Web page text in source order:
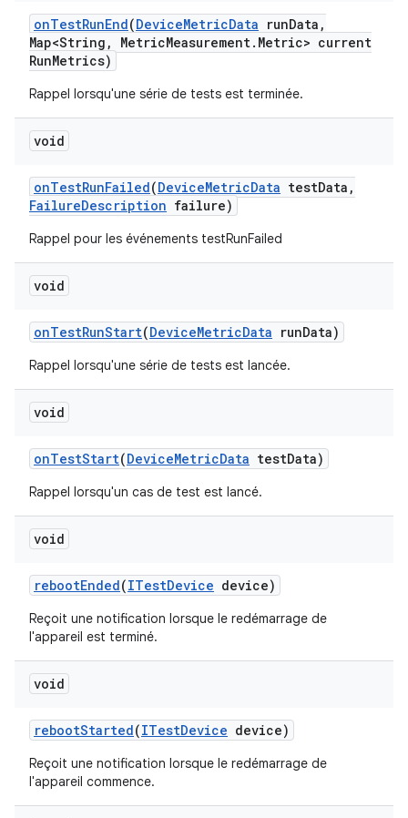
onTestRunEnd(DeviceMetricData runData ,
Map<String , MetricMeasurement. Metric> current
RunMetrics)
Rappel lorsqu'une série de tests est terminée.
void
onTestRunFailed(DeviceMetricData testData ,
FailureDescription failure)
Rappel pour les événements testRunFailed
void
onTestRunStart(DeviceMetricData runData)
Rappel lorsqu'une série de tests est lancée.
void
onTestStart(DeviceMetricData testData)
Rappel lorsqu'un cas de test est lancé.
void
rebootEnded(ITestDevice device)
Reçoit une notification lorsque le redémarrage de
l'appareil est terminé.
void
rebootStarted(ITestDevice device)
Reçoit une notification lorsque le redémarrage de
l'appareil commence.